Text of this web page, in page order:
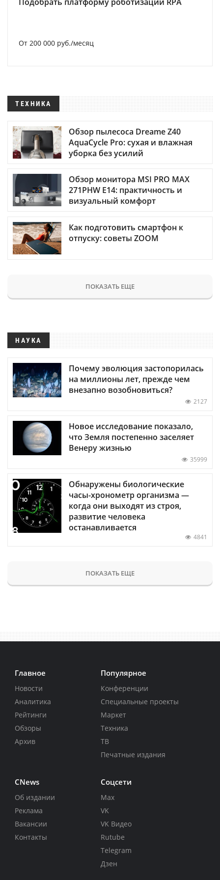
От 200 000 руб./месяц
ТЕХНИКА
Обзор пылесоса Dreame Z40
AquaCycle Pro: сухая и влажная
уборка без усилий
Обзор монитора MSI PRO MAX
271PHW E14: практичность и
визуальный комфорт
Как подготовить смартфон к
отпуску: советы ZOOM
ПОКАЗАТЬ ЕЩЕ
НАУКА
Почему эволюция застопорилась
на миллионы лет, прежде чем
внезапно возобновиться?
2127
Новое исследование показало,
что Земля постепенно заселяет
Венеру жизнью
35999
Обнаружены биологические
часы-хронометр организма —
когда они выходят из строя,
развитие человека
останавливается
4841
ПОКАЗАТЬ ЕЩЕ
Главное
Новости
Аналитика
Рейтинги
Обзоры
Архив
Популярное
Конференции
Специальные проекты
Маркет
Техника
ТВ
Печатные издания
CNews
Об издании
Реклама
Вакансии
Контакты
Соцсети
Max
VK
VK Видео
Rutube
Telegram
Дзен